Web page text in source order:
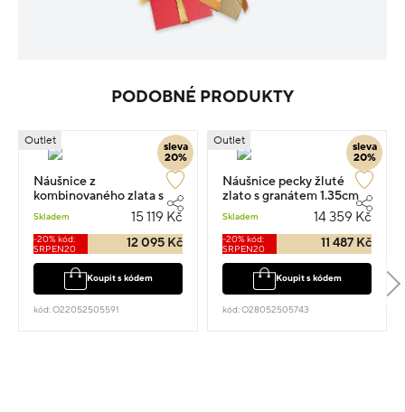
PODOBNÉ PRODUKTY
sleva
20%
Outlet
Náušnice z
kombinovaného zlata s
almandinem a zirkony
1.1cm 4g
Skladem 15 119 Kč
-20% kód:
SRPEN20
12 095 Kč
Koupit s kódem
kód: O22052505591
sleva
20%
Outlet
Náušnice pecky žluté
zlato s granátem 1.35cm
Skladem 14 359 Kč
-20% kód:
SRPEN20
11 487 Kč
Koupit s kódem
kód: O28052505743